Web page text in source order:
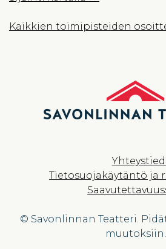
Kaikkien toimipisteiden
Tietosuojakäytäntö ja
© Savonlinnan Teatteri.
muutoksiin.